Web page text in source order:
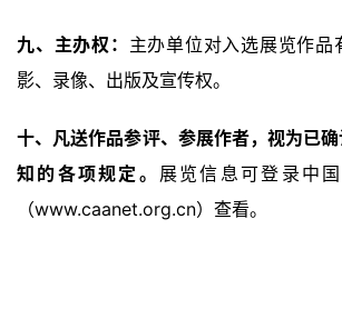
容
易
錯
用
錯
的
九、主办权： 主办单位对入选展览作品
影、录像、出版及宣传权。
十、凡送作品参评、参展作者，视为已
知的各项规定。 展览信息可登录中
（www.caanet.org.cn）查看。